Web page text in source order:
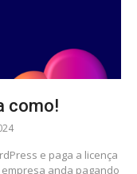
como!
e paga a licença
empresa anda pagando